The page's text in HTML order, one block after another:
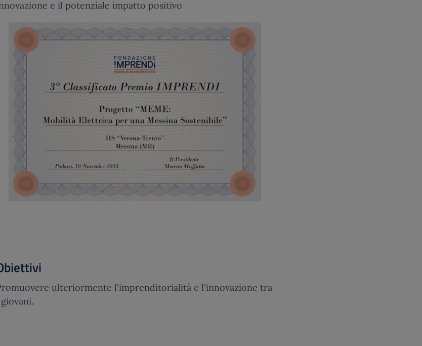
e il potenziale impatto positivo
ulteriormente l'imprenditorialità e l'innovazione tra